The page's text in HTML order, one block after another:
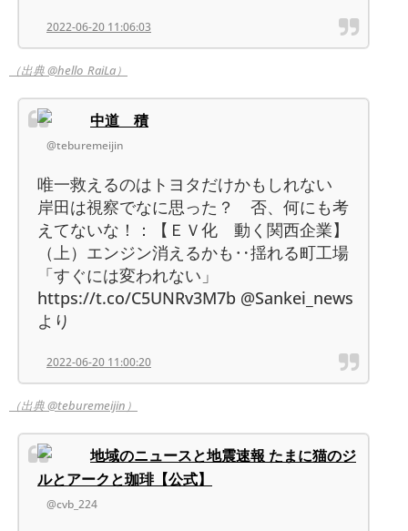
2022-06-20 11:06:03
（出典 @hello_RaiLa）
中道 積
@teburemeijin
唯一救えるのはトヨタだけかもしれない
岸田は視察でなに思った？ 否、何にも考
えてないな！：【ＥＶ化 動く関西企業】
（上）エンジン消えるかも‥揺れる町工場
「すぐには変われない」
https://t.co/C5UNRv3M7b @Sankei_news
より
2022-06-20 11:00:20
（出典 @teburemeijin）
地域のニュースと地震速報 たまに猫のジ
ルとアークと珈琲【公式】
@cvb_224